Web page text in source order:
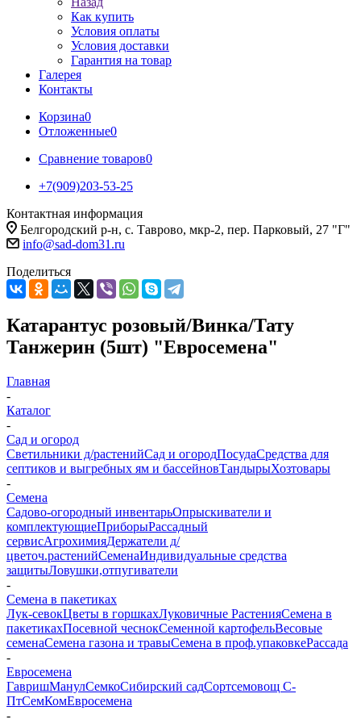
Как купить
Условия оплаты
Условия доставки
Гарантия на товар
Галерея
Контакты
Корзина0
Отложенные0
Сравнение товаров0
+7(909)203-53-25
Контактная информация
Белгородский р-н, с. Таврово, мкр-2, пер. Парковый, 27 "Г"
info@sad-dom31.ru
Поделиться
Катарантус розовый/Винка/Тату
Танжерин (5шт) "Евросемена"
Главная
-
Каталог
-
Сад и огород
Светильники д/растенийСад и огородПосудаСредства для
септиков и выгребных ям и бассейновТандырыХозтовары
-
Семена
Садово-огородный инвентарьОпрыскиватели и
комплектующиеПриборыРассадный
сервисАгрохимияДержатели д/
цветоч.растенийСеменаИндивидуальные средства
защитыЛовушки,отпугиватели
-
Семена в пакетиках
Лук-севокЦветы в горшкахЛуковичные РастенияСемена в
пакетикахПосевной чеснокСеменной картофельВесовые
семенаСемена газона и травыСемена в проф.упаковкеРассада
-
Евросемена
ГавришМанулСемкоСибирский садСортсемовощ С-
ПтСемКомЕвросемена
-